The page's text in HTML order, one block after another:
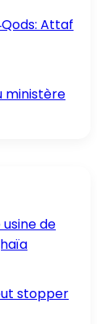
Attaf
ministère
de
stopper